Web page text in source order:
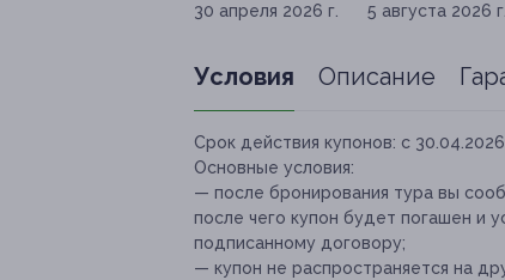
30 апреля 2026 г.
5 августа 2026 г.
Условия Описание
Срок действия купонов: с
Основные условия:
— после бронирования тура вы
после чего купон будет погашен и
подписанному договору;
— купон не распространяется на